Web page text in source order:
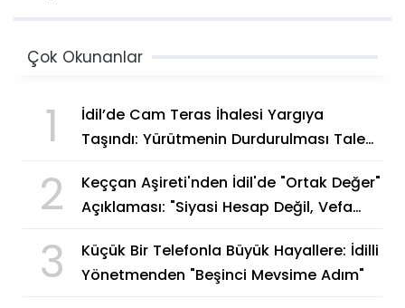
Çok Okunanlar
1
İdil’de Cam Teras İhalesi Yargıya
Taşındı: Yürütmenin Durdurulması Talep
2
Keççan Aşireti'nden İdil'de "Ortak Değer"
Açıklaması: "Siyasi Hesap Değil, Vefa
3
Küçük Bir Telefonla Büyük Hayallere: İdilli
Yönetmenden "Beşinci Mevsime Adım"